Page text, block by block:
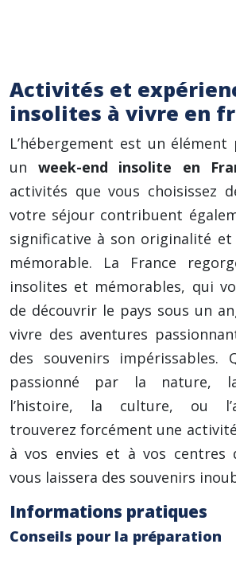
Activités et
insolites à vivre en
L’hébergement est un
un week-end insolite en
activités que vous choisissez
votre séjour contribuent
significative à son originalité et
mémorable. La France
insolites et mémorables, qui
de découvrir le pays sous un
vivre des aventures
des souvenirs impérissables.
passionné par la nature,
l’histoire, la culture, ou
trouverez forcément une
à vos envies et à vos centres
vous laissera des souvenirs
Informations pratiques
Conseils pour la préparation